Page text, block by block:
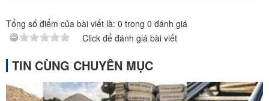
Tổng số điểm của bài viết là: 0 trong 0 đánh giá
Click để đánh giá bài viết
TIN CÙNG CHUYÊN MỤC